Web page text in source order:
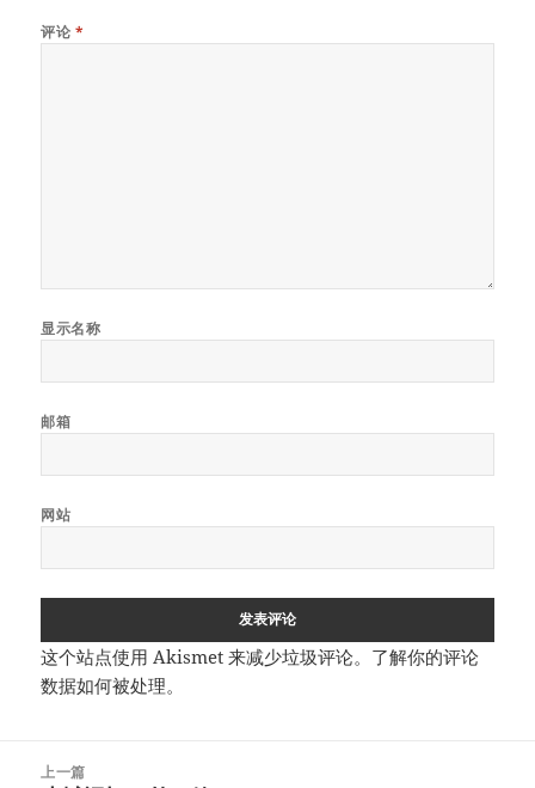
评论 *
显示名称
邮箱
网站
这个站点使用 Akismet 来减少垃圾评论。 了解你的评论
数据如何被处理。
上一篇